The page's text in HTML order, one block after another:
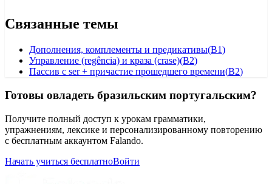
Связанные темы
Дополнения, комплементы и предикативы(B1)
Управление (regência) и краза (crase)(B2)
Пассив с ser + причастие прошедшего времени(B2)
Готовы овладеть бразильским португальским?
Получите полный доступ к урокам грамматики,
упражнениям, лексике и персонализированному повторению
с бесплатным аккаунтом Falando.
Начать учиться бесплатноВойти